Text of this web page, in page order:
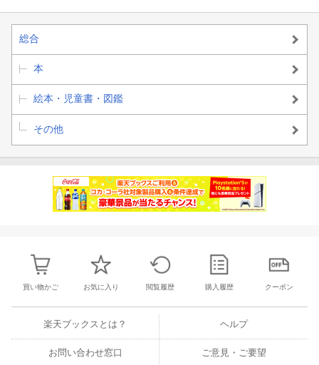
総合
本
絵本・児童書・図鑑
その他
買い物かご お気に入り 閲覧履歴 購入履歴 クーポン
楽天ブックスとは？ ヘルプ
お問い合わせ窓口 ご意見・ご要望